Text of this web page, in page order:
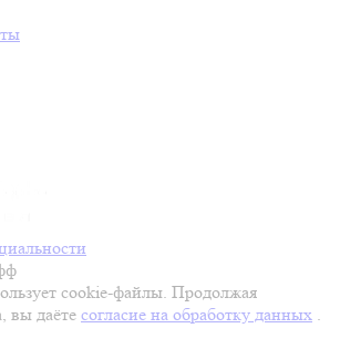
cookie-файлы. Продолжая
вы даёте согласие на обработку данных .